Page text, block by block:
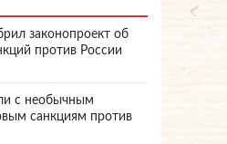
законопроект об
против России
с необычным
санкциям против